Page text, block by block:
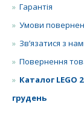
Гарантія
Умови
Зв’язатися з
Повернення
Каталог LEGO
грудень